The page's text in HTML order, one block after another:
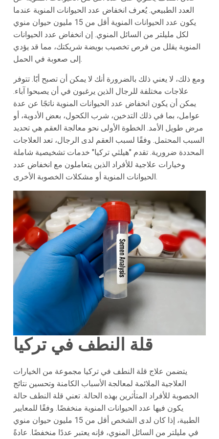
العدد الطبيعي. يُعرف انخفاض عدد الحيوانات المنوية عندما
يكون عدد الحيوانات المنوية أقل من 15 مليون حيوان منوي
لكل مليلتر من السائل المنوي. إن انخفاض عدد الحيوانات
المنوية يقلل من فرص تخصيب بويضة شريكتك، مما قد يؤدي
إلى صعوبة في الحمل.
ومع ذلك، لا يعني ذلك بالضرورة أنك لا يمكن أن تصبح أبًا. تتوفر
علاجات مختلفة للرجال الذين يرغبون في أن يصبحوا آباء.
يمكن أن يكون انخفاض عدد الحيوانات المنوية ناتجًا عن عدة
عوامل، بما في ذلك التدخين، شرب الكحول، بعض الأدوية، أو
مرض طويل الأمد. الخطوة الأولى نحو معالجة العقم هي تحديد
السبب المحتمل. وفقًا لسبب العقم لدى الرجال، تعد العلاجات
المحددة ضرورية. تقدم "هيلثي تركيا" خدمات تشخيصية شاملة
وخيارات علاجية للأفراد الذين يتعاملون مع انخفاض عدد
الحيوانات المنوية أو مشكلات الخصوبة الأخرى.
قلة النطف في تركيا
يتضمن علاج قلة النطف في تركيا مجموعة من الخيارات
العلاجية الملائمة لمعالجة الأسباب الكامنة وتحسين نتائج
الخصوبة للأفراد المتأثرين بهذه الحالة. تعني قلة النطف حالة
يكون فيها عدد الحيوانات المنوية منخفضًا. وفقًا للمعايير
الطبية، إذا كان لدى الشخص أقل من 15 مليون حيوان منوي
في مليلتر من السائل المنوي، فإنه يعتبر عددًا منخفضًا. عادةً